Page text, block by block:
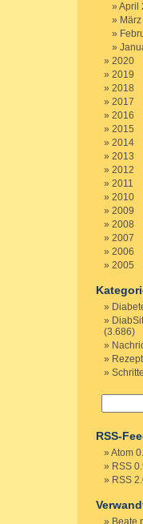
April
2020
2019
2018
2017
2016
2015
2014
2013
2012
2011
2010
2009
2008
2007
2006
2005
(3.686)
RSS-
Atom
RSS
RSS
Beate